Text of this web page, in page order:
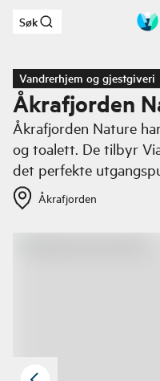
Hopp til hovedinnhold
Søk
Vandrerhjem og gjestgiveri
Åkrafjorden
Åkrafjorden Nature
og toalett. De tilbyr
det perfekte
Åkrafjorden